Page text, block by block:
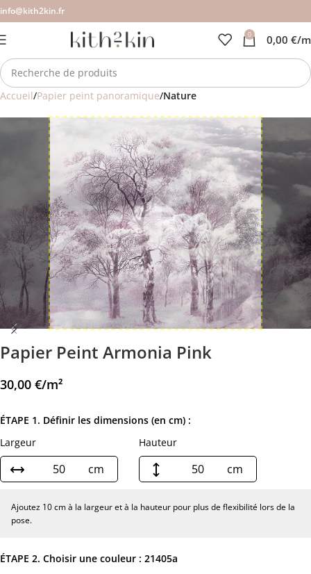
info@kith2kin.fr
0 0,00 €/
Accueil Papier peint panoramique Nature
Papier Peint Armonia Pink
30,00 €/m²
ÉTAPE 1. Définir les dimensions (en cm) :
Largeur
cm
Hauteur
cm
Ajoutez 10 cm à la largeur et à la hauteur pour plus de flexibilité lors de la
pose.
ÉTAPE 2. Choisir une couleur : 21405a